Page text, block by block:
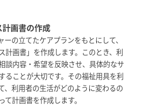
画書の作成
ーの立てたケアプランをもとにして、
計画書」を作成します。このとき、利
談内容・希望を反映させ、具体的なサ
ることが大切です。その福祉用具を利
、利用者の生活がどのように変わるの
て計画書を作成します。